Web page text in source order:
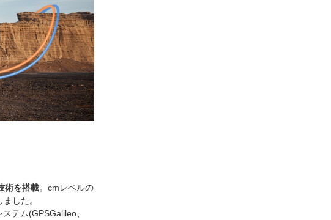
術を搭載。cmレベルの
した。
テム(GPSGalileo、